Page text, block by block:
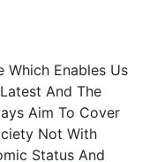
Which Enables Us
And The
Aim To Cover
Not With
Status And